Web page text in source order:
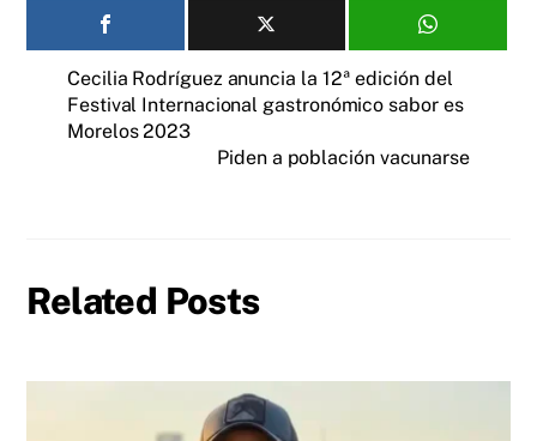
Cecilia Rodríguez anuncia la 12ª edición del
Festival Internacional gastronómico sabor es
Morelos 2023
Piden a población vacunarse
Related Posts